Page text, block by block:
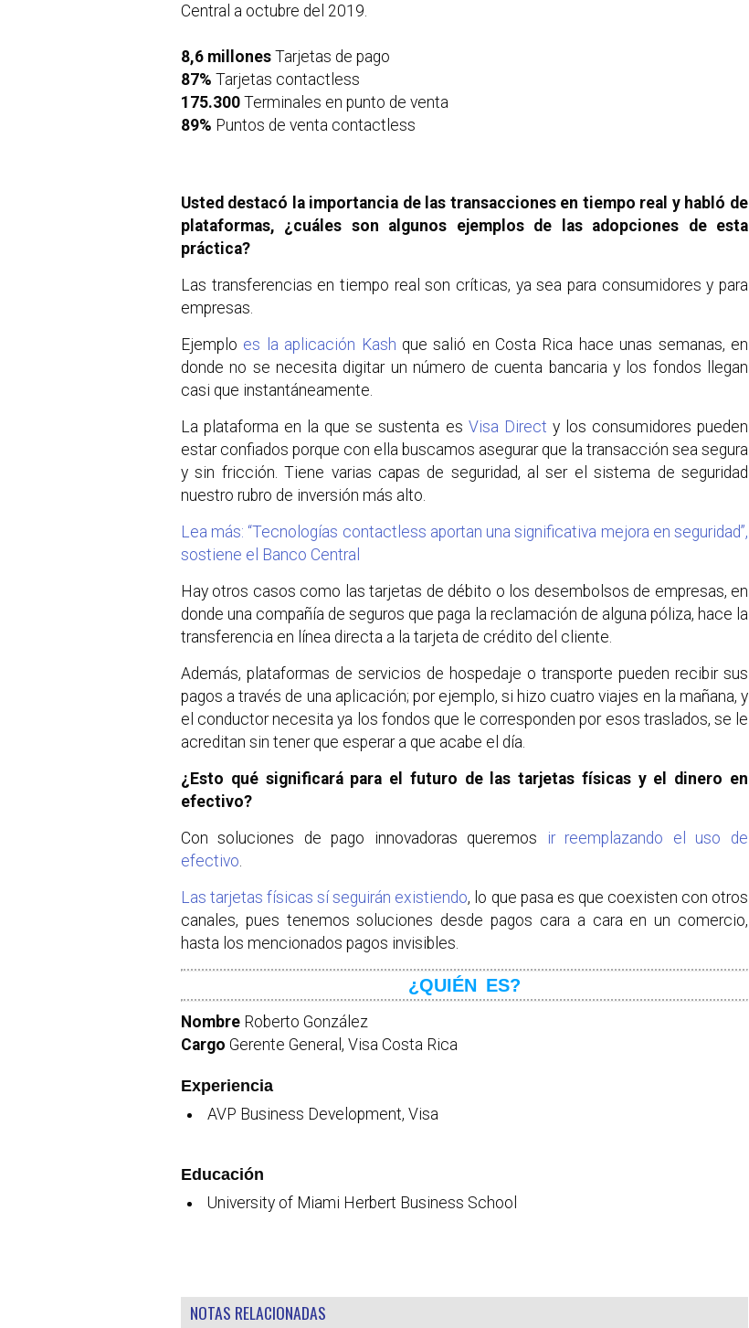
Central a octubre del 2019.
8,6 millones Tarjetas de pago
87% Tarjetas contactless
175.300 Terminales en punto de venta
89% Puntos de venta contactless
Usted destacó la importancia de las transacciones en tiempo real y habló de
plataformas, ¿cuáles son algunos ejemplos de las adopciones de esta
práctica?
Las transferencias en tiempo real son críticas, ya sea para consumidores y para
empresas.
Ejemplo es la aplicación Kash que salió en Costa Rica hace unas semanas, en
donde no se necesita digitar un número de cuenta bancaria y los fondos llegan
casi que instantáneamente.
La plataforma en la que se sustenta es Visa Direct y los consumidores pueden
estar confiados porque con ella buscamos asegurar que la transacción sea segura
y sin fricción. Tiene varias capas de seguridad, al ser el sistema de seguridad
nuestro rubro de inversión más alto.
Lea más: “Tecnologías contactless aportan una significativa mejora en seguridad”,
sostiene el Banco Central
Hay otros casos como las tarjetas de débito o los desembolsos de empresas, en
donde una compañía de seguros que paga la reclamación de alguna póliza, hace la
transferencia en línea directa a la tarjeta de crédito del cliente.
Además, plataformas de servicios de hospedaje o transporte pueden recibir sus
pagos a través de una aplicación; por ejemplo, si hizo cuatro viajes en la mañana, y
el conductor necesita ya los fondos que le corresponden por esos traslados, se le
acreditan sin tener que esperar a que acabe el día.
¿Esto qué significará para el futuro de las tarjetas físicas y el dinero en
efectivo?
Con soluciones de pago innovadoras queremos ir reemplazando el uso de
efectivo.
Las tarjetas físicas sí seguirán existiendo, lo que pasa es que coexisten con otros
canales, pues tenemos soluciones desde pagos cara a cara en un comercio,
hasta los mencionados pagos invisibles.
¿QUIÉN ES?
Nombre Roberto González
Cargo Gerente General, Visa Costa Rica
Experiencia
AVP Business Development, Visa
Educación
University of Miami Herbert Business School
NOTAS RELACIONADAS